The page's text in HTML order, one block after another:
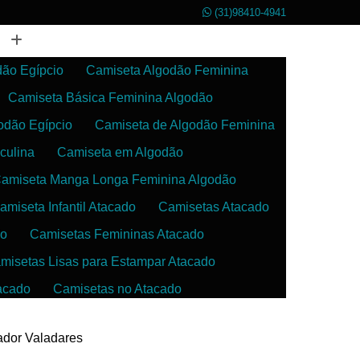
(31)98410-4941
Egípcio
Camiseta Algodão Feminina
Camiseta Básica Feminina Algodão
Egípcio
Camiseta de Algodão Feminina
Camiseta em Algodão
Manga Longa Feminina Algodão
Infantil Atacado
Camisetas Atacado
Camisetas Femininas Atacado
Lisas para Estampar Atacado
Camisetas no Atacado
Confecção de Roupas
Valadares